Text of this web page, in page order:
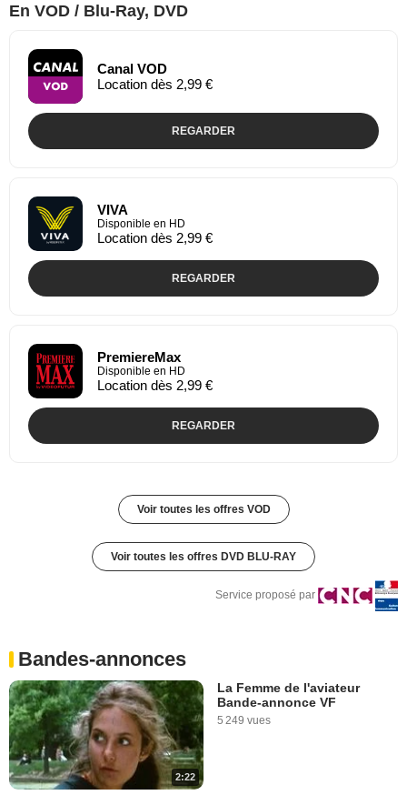
En VOD / Blu-Ray, DVD
Canal VOD
Location dès 2,99 €
REGARDER
VIVA
Disponible en HD
Location dès 2,99 €
REGARDER
PremiereMax
Disponible en HD
Location dès 2,99 €
REGARDER
Voir toutes les offres VOD
Voir toutes les offres DVD BLU-RAY
Service proposé par
Bandes-annonces
2:22
La Femme de l'aviateur
Bande-annonce VF
5 249 vues